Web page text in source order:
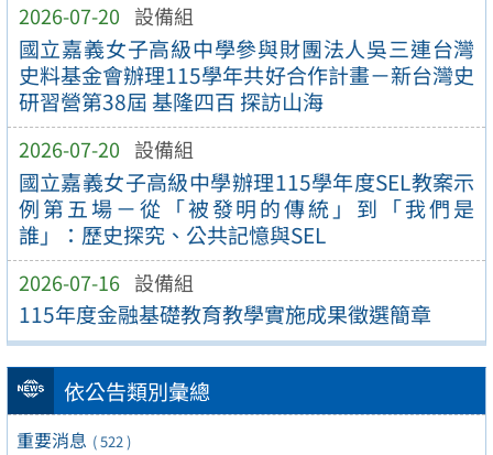
2026-07-20 設備組
國立嘉義女子高級中學參與財團法人吳三連台灣
史料基金會辦理115學年共好合作計畫－新台灣史
研習營第38屆 基隆四百 探訪山海
2026-07-20 設備組
國立嘉義女子高級中學辦理115學年度SEL教案示
例第五場－從「被發明的傳統」到「我們是
誰」：歷史探究、公共記憶與SEL
2026-07-16 設備組
115年度金融基礎教育教學實施成果徵選簡章
依公告類別彙總
重要消息 ( 522 )